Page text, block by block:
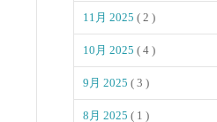
11月 2025 ( 2 )
10月 2025 ( 4 )
9月 2025 ( 3 )
8月 2025 ( 1 )